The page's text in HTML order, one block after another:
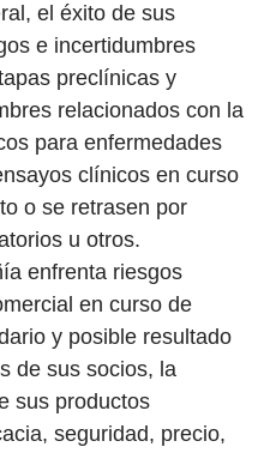
el éxito de sus
e incertidumbres
preclínicas y
relacionados con la
para enfermedades
clínicos en curso
o se retrasen por
u otros.
enfrenta riesgos
en curso de
y posible resultado
de sus socios, la
sus productos
seguridad, precio,